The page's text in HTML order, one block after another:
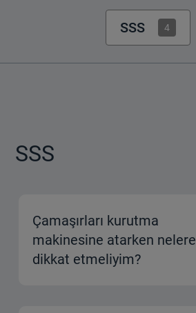
SSS 4
SSS
Çamaşırları kurutma
makinesine atarken nelere
dikkat etmeliyim?